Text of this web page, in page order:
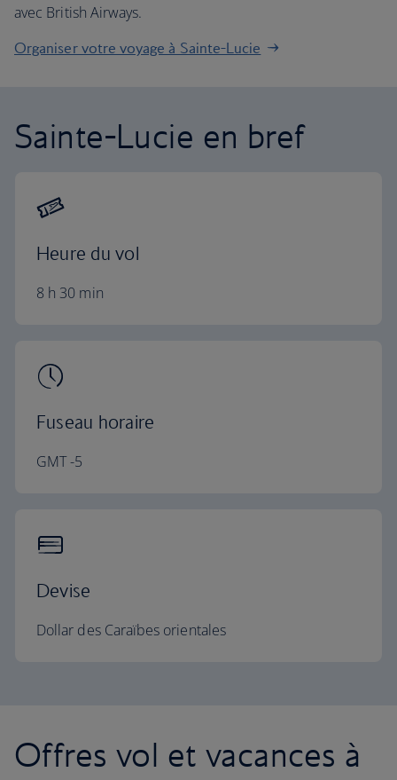
avec British Airways.
Organiser votre voyage à Sainte-Lucie
Sainte-Lucie en bref
Heure du vol
8 h 30 min
Fuseau horaire
GMT -5
Devise
Dollar des Caraïbes orientales
Offres vol et vacances à